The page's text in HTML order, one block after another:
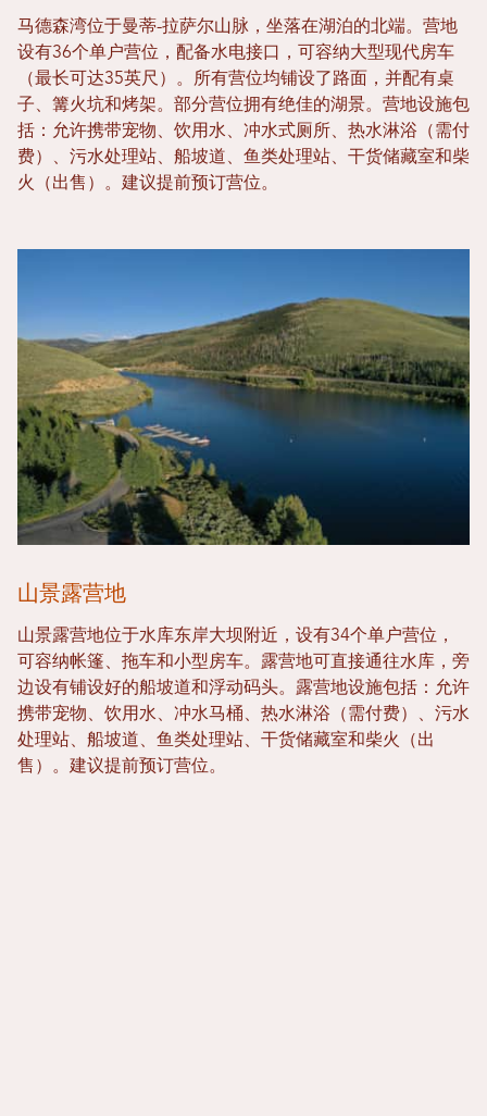
马德森湾位于曼蒂-拉萨尔山脉，坐落在湖泊的北端。营地
设有36个单户营位，配备水电接口，可容纳大型现代房车
（最长可达35英尺）。所有营位均铺设了路面，并配有桌
子、篝火坑和烤架。部分营位拥有绝佳的湖景。营地设施包
括：允许携带宠物、饮用水、冲水式厕所、热水淋浴（需付
费）、污水处理站、船坡道、鱼类处理站、干货储藏室和柴
火（出售）。建议提前预订营位。
山景露营地
山景露营地位于水库东岸大坝附近，设有34个单户营位，
可容纳帐篷、拖车和小型房车。露营地可直接通往水库，旁
边设有铺设好的船坡道和浮动码头。露营地设施包括：允许
携带宠物、饮用水、冲水马桶、热水淋浴（需付费）、污水
处理站、船坡道、鱼类处理站、干货储藏室和柴火（出
售）。建议提前预订营位。